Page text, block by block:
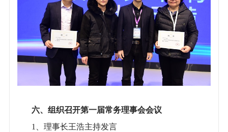
六、组织召开第一届常务理事会会议
1、理事长王浩主持发言